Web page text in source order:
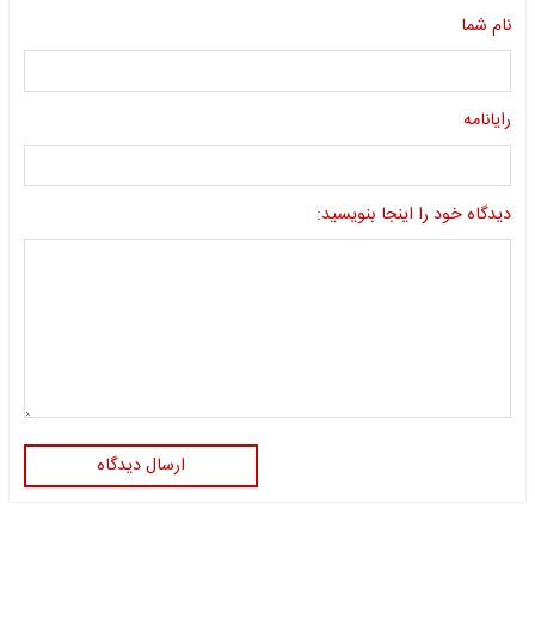
نام شما
رایانامه
دیدگاه خود را اینجا بنویسید:
ارسال دیدگاه